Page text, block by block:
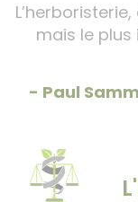
mais le
- Paul